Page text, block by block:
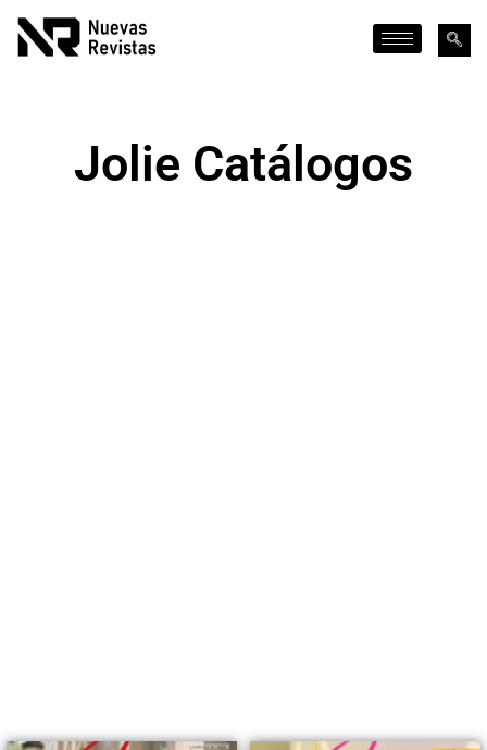
Jolie Catálogos